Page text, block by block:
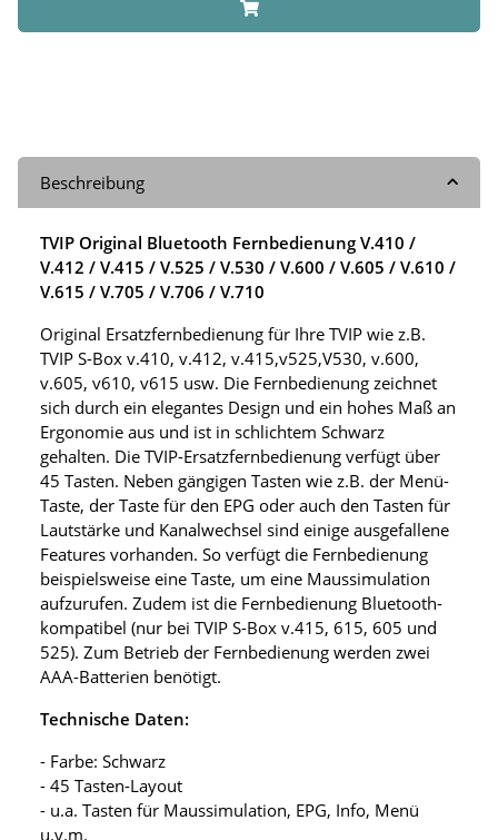
Beschreibung
TVIP Original Bluetooth Fernbedienung V.410 /
V.412 / V.415 / V.525 / V.530 / V.600 / V.605 / V.610 /
V.615 / V.705 / V.706 / V.710
Original Ersatzfernbedienung für Ihre TVIP wie z.B.
TVIP S-Box v.410, v.412, v.415,v525,V530, v.600,
v.605, v610, v615 usw. Die Fernbedienung zeichnet
sich durch ein elegantes Design und ein hohes Maß an
Ergonomie aus und ist in schlichtem Schwarz
gehalten. Die TVIP-Ersatzfernbedienung verfügt über
45 Tasten. Neben gängigen Tasten wie z.B. der Menü-
Taste, der Taste für den EPG oder auch den Tasten für
Lautstärke und Kanalwechsel sind einige ausgefallene
Features vorhanden. So verfügt die Fernbedienung
beispielsweise eine Taste, um eine Maussimulation
aufzurufen. Zudem ist die Fernbedienung Bluetooth-
kompatibel (nur bei TVIP S-Box v.415, 615, 605 und
525). Zum Betrieb der Fernbedienung werden zwei
AAA-Batterien benötigt.
Technische Daten:
- Farbe: Schwarz
- 45 Tasten-Layout
- u.a. Tasten für Maussimulation, EPG, Info, Menü
u.v.m.